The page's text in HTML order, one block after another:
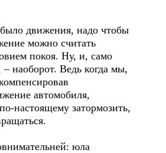
движения, надо чтобы
можно считать
покоя. Ну, и, само
– наоборот. Ведь когда мы,
автомобиля,
настоящему затормозить,
юла